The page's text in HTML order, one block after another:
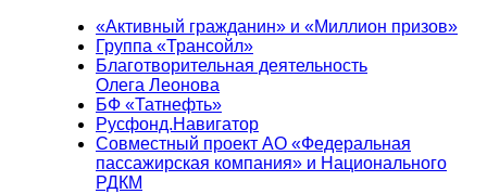
«Активный гражданин» и «Миллион призов»
Группа «Трансойл»
Благотворительная деятельность
Олега Леонова
БФ «Татнефть»
Русфонд.Навигатор
Совместный проект АО «Федеральная
пассажирская компания» и Национального
РДКМ